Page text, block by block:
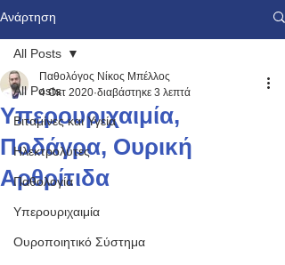
Ανάρτηση
All Posts
Βιταμίνες και Υγεία
Ηλεκτρολύτες
Παθολογία
Υπερουριχαιμία
Ουροποιητικό Σύστημα
All Posts
Υπερουριχαιμία,
Ποδάγρα, Ουρική
Αρθρίτιδα
Παθολόγος Νίκος Μπέλλος
4 Οκτ 2020 διαβάστηκε 3 λεπτά